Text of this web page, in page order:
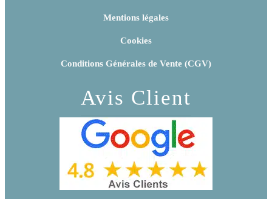
Mentions légales
Cookies
Conditions Générales de Vente (CGV)
Avis Client